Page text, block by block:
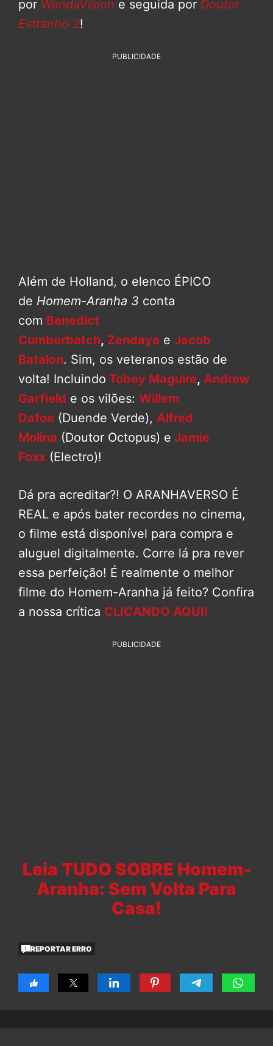
por WandaVision e seguida por Doutor
Estranho 2!
PUBLICIDADE
Além de Holland, o elenco ÉPICO
de Homem-Aranha 3 conta
com Benedict
Cumberbatch, Zendaya e Jacob
Batalon. Sim, os veteranos estão de
volta! Incluindo Tobey Maguire, Andrew
Garfield e os vilões: Willem
Dafoe (Duende Verde), Alfred
Molina (Doutor Octopus) e Jamie
Foxx (Electro)!
Dá pra acreditar?! O ARANHAVERSO É
REAL e após bater recordes no cinema,
o filme está disponível para compra e
aluguel digitalmente. Corre lá pra rever
essa perfeição! É realmente o melhor
filme do Homem-Aranha já feito? Confira
a nossa crítica CLICANDO AQUI!
PUBLICIDADE
Leia TUDO SOBRE Homem-
Aranha: Sem Volta Para
Casa!
REPORTAR ERRO